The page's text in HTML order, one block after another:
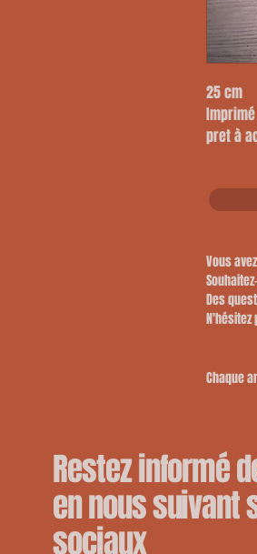
25 cm
pret à
Vous
​Des
Chaque
Restez informé
en nous suivant
sociaux